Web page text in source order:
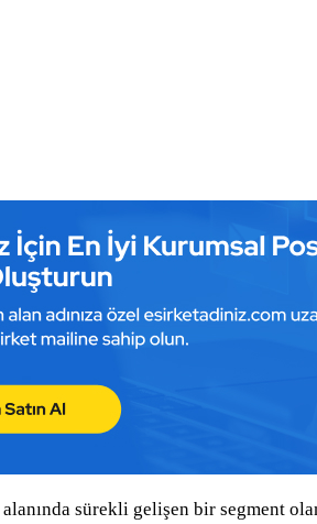
sürekli gelişen bir segment